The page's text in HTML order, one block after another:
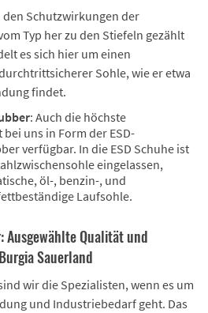
den Schutzwirkungen der
Typ her zu den Stiefeln gezählt
es sich hier um einen
Sohle, wie er etwa
findet.
: Auch die höchste
uns in Form der ESD-
verfügbar. In die ESD Schuhe ist
eingelassen,
öl-, benzin-, und
Laufsohle.
Ausgewählte Qualität und
Sauerland
wir die Spezialisten, wenn es um
und Industriebedarf geht. Das